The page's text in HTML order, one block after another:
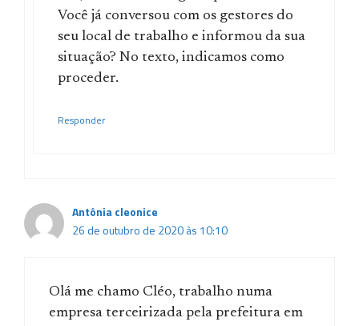
Você já conversou com os gestores do
seu local de trabalho e informou da sua
situação? No texto, indicamos como
proceder.
Responder
Antônia cleonice
26 de outubro de 2020 às 10:10
Olá me chamo Cléo, trabalho numa
empresa terceirizada pela prefeitura em